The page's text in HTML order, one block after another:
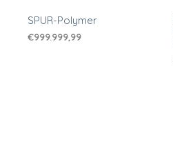
SPUR-Polymer
€999.999,99